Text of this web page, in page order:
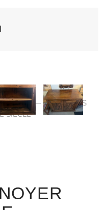
MEUBLES
SIÈCLE